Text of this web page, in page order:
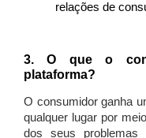
relações de
3. O que o
plataforma?
O consumidor ganha
qualquer lugar por
dos seus